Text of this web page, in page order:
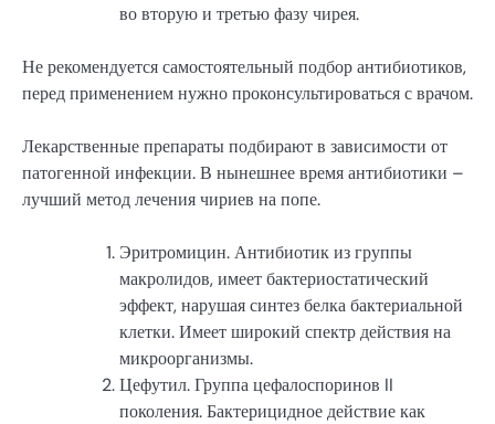
во вторую и третью фазу чирея.
Не рекомендуется самостоятельный подбор антибиотиков,
перед применением нужно проконсультироваться с врачом.
Лекарственные препараты подбирают в зависимости от
патогенной инфекции. В нынешнее время антибиотики –
лучший метод лечения чириев на попе.
Эритромицин. Антибиотик из группы
макролидов, имеет бактериостатический
эффект, нарушая синтез белка бактериальной
клетки. Имеет широкий спектр действия на
микроорганизмы.
Цефутил. Группа цефалоспоринов II
поколения. Бактерицидное действие как